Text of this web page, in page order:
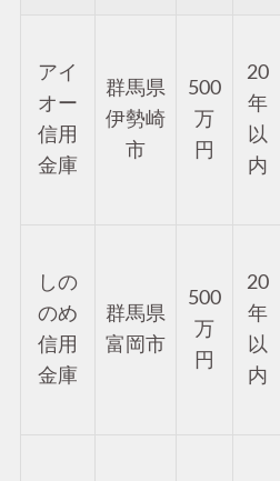
アイ
オー
信用
金庫
群馬県
伊勢崎
市
500
万
円
20
年
以
内
しの
のめ
信用
金庫
群馬県
富岡市
500
万
円
20
年
以
内